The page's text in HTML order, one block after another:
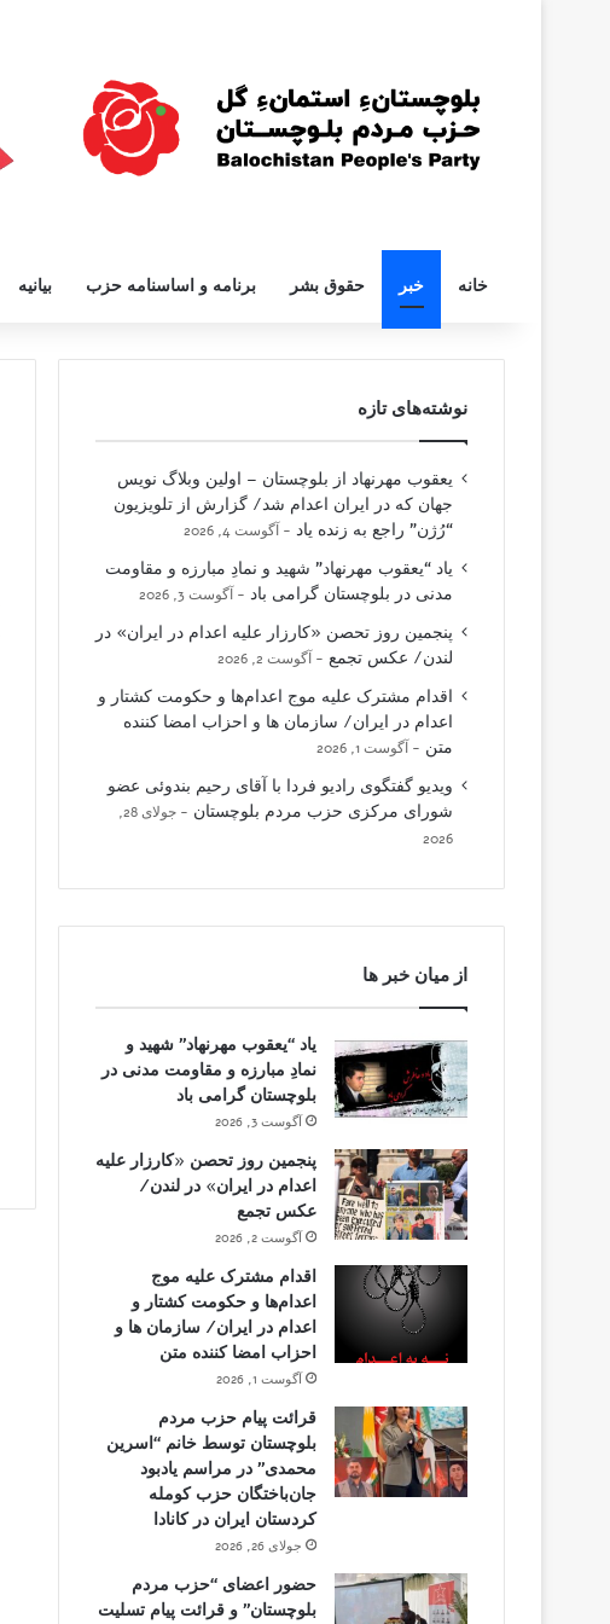
خانه خبر حقوق بشر برنامه و اساسنامه حزب بیانیه
نوشته‌های تازه
یعقوب مهرنهاد از بلوچستان – اولین وبلاگ نویس
جهان که در ایران اعدام شد/ گزارش از تلویزیون
“رُژن” راجع به زنده یاد
آگوست 4, 2026
یاد “یعقوب مهرنهاد” شهید و نمادِ مبارزه و مقاومت
مدنی در بلوچستان گرامی باد
آگوست 3, 2026
پنجمین روز تحصن «کارزار علیه اعدام در ایران» در
لندن/ عکس تجمع
آگوست 2, 2026
اقدام مشترک علیه موج اعدام‌ها و حکومت کشتار و
اعدام در ایران/ سازمان ها و احزاب امضا کننده
متن
آگوست 1, 2026
ویدیو گفتگوی رادیو فردا با آقای رحیم بندوئی عضو
شورای مرکزی حزب مردم بلوچستان
جولای 28,
2026
از میان خبر ها
یاد “یعقوب مهرنهاد” شهید و
نمادِ مبارزه و مقاومت مدنی در
بلوچستان گرامی باد
آگوست 3, 2026
پنجمین روز تحصن «کارزار علیه
اعدام در ایران» در لندن/
عکس تجمع
آگوست 2, 2026
اقدام مشترک علیه موج
اعدام‌ها و حکومت کشتار و
اعدام در ایران/ سازمان ها و
احزاب امضا کننده متن
آگوست 1, 2026
قرائت پیام حزب مردم
بلوچستان توسط خانم “اسرین
محمدی” در مراسم یادبود
جان‌باختگان حزب کومله
کردستان ایران در کانادا
جولای 26, 2026
حضور اعضای “حزب مردم
بلوچستان” و قرائت پیام تسلیت